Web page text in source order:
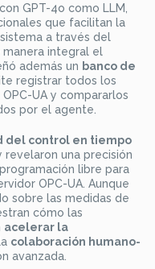
GPT-4o como LLM,
que facilitan la
a través del
manera integral el
además un banco de
registrar todos los
UA y compararlos
por el agente.
del control en tiempo
revelaron una precisión
libre para
OPC-UA. Aunque
sobre las medidas de
cómo las
acelerar la
colaboración humano-
avanzada.